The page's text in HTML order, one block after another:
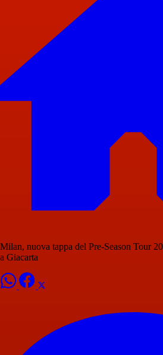
Milan, nuova tappa del Pre-Season Tour
a Giacarta